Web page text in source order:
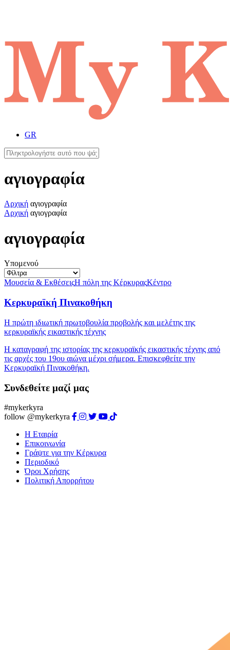
GR
αγιογραφία
Αρχική αγιογραφία
Αρχική αγιογραφία
αγιογραφία
Υπομενού
Μουσεία & ΕκθέσειςΗ πόλη της ΚέρκυραςΚέντρο
Κερκυραϊκή Πινακοθήκη
Η πρώτη ιδιωτική πρωτοβουλία προβολής και μελέτης της
κερκυραϊκής εικαστικής τέχνης
Η καταγραφή της ιστορίας της κερκυραϊκής εικαστικής τέχνης από
τις αρχές του 19ου αιώνα μέχρι σήμερα. Επισκεφθείτε την
Κερκυραϊκή Πινακοθήκη.
Συνδεθείτε μαζί μας
#mykerkyra
follow @mykerkyra
Η Εταιρία
Επικοινωνία
Γράψτε για την Κέρκυρα
Περιοδικό
Όροι Χρήσης
Πολιτική Απορρήτου